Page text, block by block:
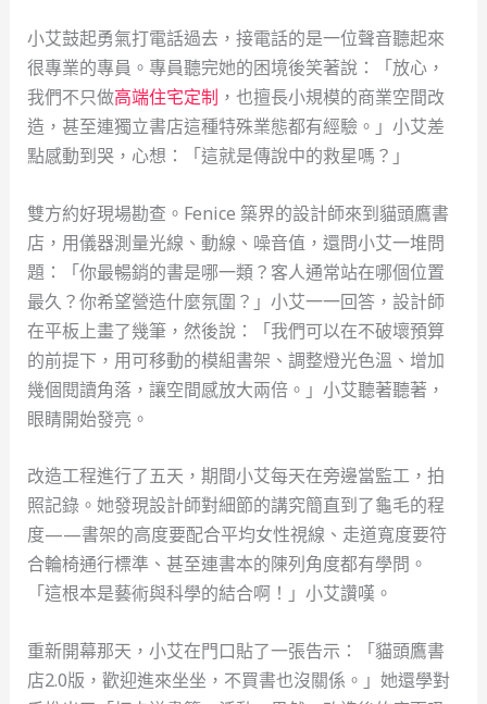
小艾鼓起勇氣打電話過去，接電話的是一位聲音聽起來
很專業的專員。專員聽完她的困境後笑著說：「放心，
我們不只做高端住宅定制 ，也擅長小規模的商業空間改
造，甚至連獨立書店這種特殊業態都有經驗。」小艾差
點感動到哭，心想：「這就是傳說中的救星嗎？」
雙方約好現場勘查。Fenice 築界的設計師來到貓頭鷹書
店，用儀器測量光線、動線、噪音值，還問小艾一堆問
題：「你最暢銷的書是哪一類？客人通常站在哪個位置
最久？你希望營造什麼氛圍？」小艾一一回答，設計師
在平板上畫了幾筆，然後說：「我們可以在不破壞預算
的前提下，用可移動的模組書架、調整燈光色溫、增加
幾個閱讀角落，讓空間感放大兩倍。」小艾聽著聽著，
眼睛開始發亮。
改造工程進行了五天，期間小艾每天在旁邊當監工，拍
照記錄。她發現設計師對細節的講究簡直到了龜毛的程
度——書架的高度要配合平均女性視線、走道寬度要符
合輪椅通行標準、甚至連書本的陳列角度都有學問。
「這根本是藝術與科學的結合啊！」小艾讚嘆。
重新開幕那天，小艾在門口貼了一張告示：「貓頭鷹書
店2.0版，歡迎進來坐坐，不買書也沒關係。」她還學對